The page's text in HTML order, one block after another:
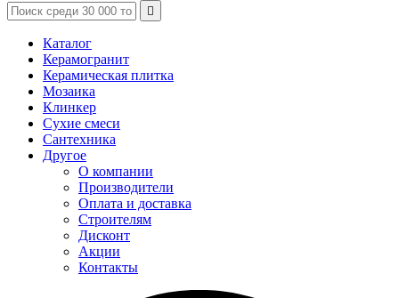

Каталог
Керамогранит
Керамическая плитка
Мозаика
Клинкер
Сухие смеси
Сантехника
Другое
О компании
Производители
Оплата и доставка
Строителям
Дисконт
Акции
Контакты